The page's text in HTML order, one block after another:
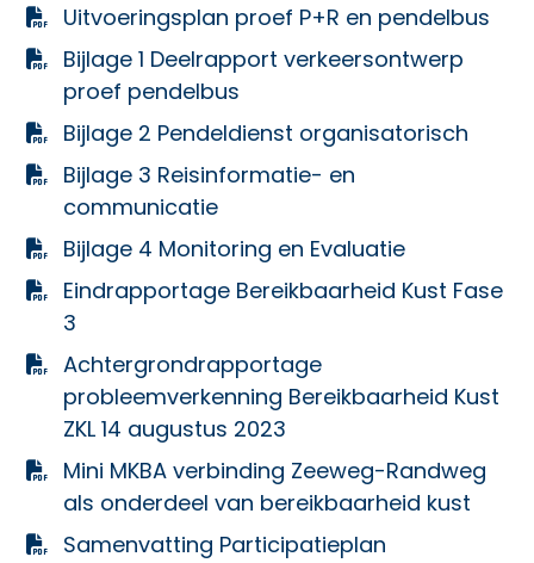
Uitvoeringsplan proef P+R en pendelbus
Bijlage 1 Deelrapport verkeersontwerp
proef pendelbus
Bijlage 2 Pendeldienst organisatorisch
Bijlage 3 Reisinformatie- en
communicatie
Bijlage 4 Monitoring en Evaluatie
Eindrapportage Bereikbaarheid Kust Fase
3
Achtergrondrapportage
probleemverkenning Bereikbaarheid Kust
ZKL 14 augustus 2023
Mini MKBA verbinding Zeeweg-Randweg
als onderdeel van bereikbaarheid kust
Samenvatting Participatieplan